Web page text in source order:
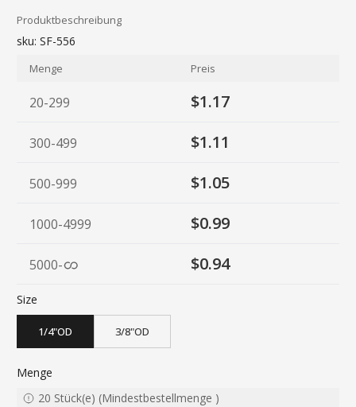
Produktbeschreibung
sku: SF-556
Menge Preis
20-299 $1.17
300-499 $1.11
500-999 $1.05
1000-4999 $0.99
5000- $0.94
Size
1/4"OD 3/8"OD
Menge
20 Stück(e) (Mindestbestellmenge )